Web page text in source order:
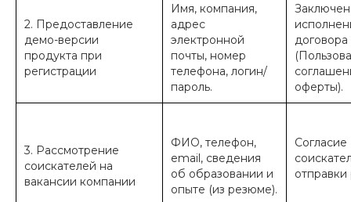
2. Предоставление
демо-версии
продукта при
регистрации
Имя, компания,
адрес
электронной
почты, номер
телефона, логин/
пароль.
договора
оферты).
3. Рассмотрение
соискателей на
вакансии компании
ФИО, телефон,
email, сведения
об образовании и
опыте (из резюме).
Согласие